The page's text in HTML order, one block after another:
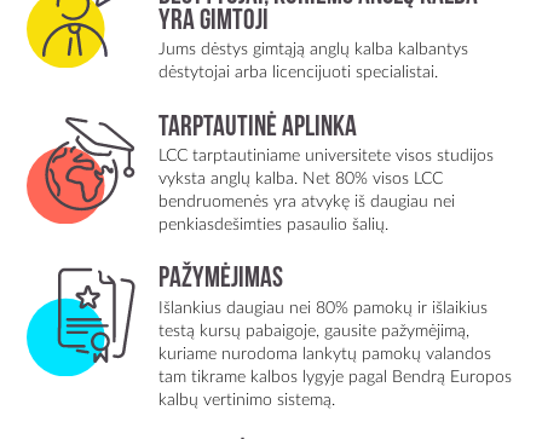
yra gimtoji
Jums dėstys gimtąją anglų kalba kalbantys
dėstytojai arba licencijuoti specialistai.
Tarptautinė aplinka
LCC tarptautiniame universitete visos studijos
vyksta anglų kalba. Net 80% visos LCC
bendruomenės yra atvykę iš daugiau nei
penkiasdešimties pasaulio šalių.
Pažymėjimas
Išlankius daugiau nei 80% pamokų ir išlaikius
testą kursų pabaigoje, gausite pažymėjimą,
kuriame nurodoma lankytų pamokų valandos
tam tikrame kalbos lygyje pagal Bendrą Europos
kalbų vertinimo sistemą.